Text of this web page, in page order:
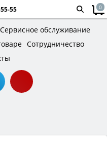
55 0
Сервисное обслуживание
Сотрудничество